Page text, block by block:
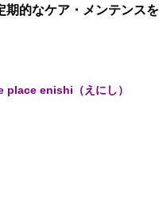
的なケア・メンテンス
enishi（えにし）